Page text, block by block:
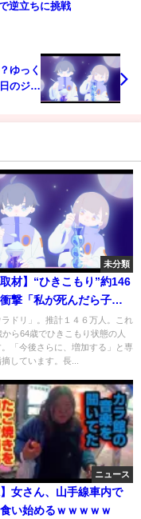
逆立ちに挑戦
ゆっく
のジオ
未分類
取材】“ひきこもり”約146
撃「私が死んだら子ど
」年金生活で26年ひきこ
息子を支える母親 計９
もりの男性が抜け出せ
ドリ」。推計１４６万人。これ
から64歳でひきこもり状態の人
「今後さらに、増加する」と専
しています。長...
ニュース
】女さん、山手線車内で
い始めるｗｗｗｗｗ